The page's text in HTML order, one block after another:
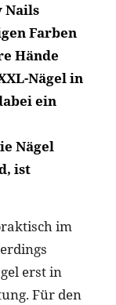
Nails
Farben
Hände
Nägel in
ein
Nägel
ist
im
erst in
Für den